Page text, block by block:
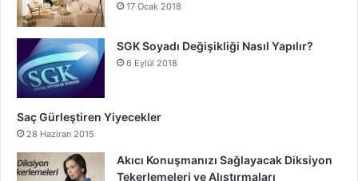
17 Ocak 2018
SGK Soyadı Değişikliği Nasıl Yapılır?
6 Eylül 2018
Saç Gürleştiren Yiyecekler
28 Haziran 2015
Akıcı Konuşmanızı Sağlayacak Diksiyon
Tekerlemeleri ve Alıştırmaları